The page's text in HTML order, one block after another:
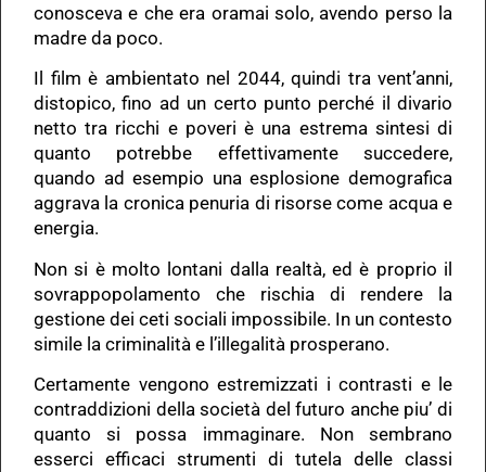
conosceva e che era oramai solo, avendo perso la
madre da poco.
Il film è ambientato nel 2044, quindi tra vent’anni,
distopico, fino ad un certo punto perché il divario
netto tra ricchi e poveri è una estrema sintesi di
quanto potrebbe effettivamente succedere,
quando ad esempio una esplosione demografica
aggrava la cronica penuria di risorse come acqua e
energia.
Non si è molto lontani dalla realtà, ed è proprio il
sovrappopolamento che rischia di rendere la
gestione dei ceti sociali impossibile. In un contesto
simile la criminalità e l’illegalità prosperano.
Certamente vengono estremizzati i contrasti e le
contraddizioni della società del futuro anche piu’ di
quanto si possa immaginare. Non sembrano
esserci efficaci strumenti di tutela delle classi